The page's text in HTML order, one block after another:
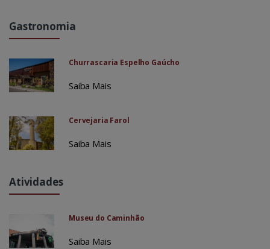
Gastronomia
Churrascaria Espelho Gaúcho
Saiba Mais
Cervejaria Farol
Saiba Mais
Atividades
Museu do Caminhão
Saiba Mais